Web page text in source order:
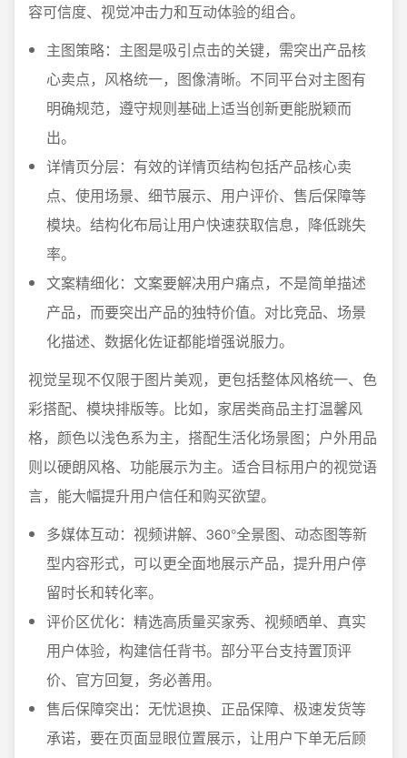
容可信度、视觉冲击力和互动体验的组合。
主图策略：主图是吸引点击的关键，需突出产品核
心卖点，风格统一，图像清晰。不同平台对主图有
明确规范，遵守规则基础上适当创新更能脱颖而
出。
详情页分层：有效的详情页结构包括产品核心卖
点、使用场景、细节展示、用户评价、售后保障等
模块。结构化布局让用户快速获取信息，降低跳失
率。
文案精细化：文案要解决用户痛点，不是简单描述
产品，而要突出产品的独特价值。对比竞品、场景
化描述、数据化佐证都能增强说服力。
视觉呈现不仅限于图片美观，更包括整体风格统一、色
彩搭配、模块排版等。比如，家居类商品主打温馨风
格，颜色以浅色系为主，搭配生活化场景图；户外用品
则以硬朗风格、功能展示为主。适合目标用户的视觉语
言，能大幅提升用户信任和购买欲望。
多媒体互动：视频讲解、360°全景图、动态图等新
型内容形式，可以更全面地展示产品，提升用户停
留时长和转化率。
评价区优化：精选高质量买家秀、视频晒单、真实
用户体验，构建信任背书。部分平台支持置顶评
价、官方回复，务必善用。
售后保障突出：无忧退换、正品保障、极速发货等
承诺，要在页面显眼位置展示，让用户下单无后顾